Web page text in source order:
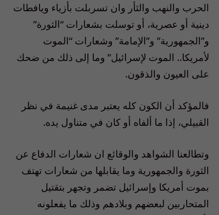
الحرب والنهب والثأر وان تسربلت بأزياء ويافطات
دينية أو عصرية، أو توسلت بشعارات “الثورة”
و”الجمهورية” و”الإمامة” وشعارات “الموت
لأمريكا.. الموت لإسرائيل” وما إلى ذلك من ضحك
على العيون والذقون.
فالمؤكد أن الكون كله يعتبر مدى غنيمة في نظر
القبيلي، إذا ما ألفاه أو كان في متناول يده.
وتطالعنا الشواهد والوقائع ان شعارات الدفاع عن
الثورة والجمهورية وما يقابلها من شعارات تهتف
بموت أمريكا وإسرائيل تضمر وتجهر بتقتيل
المتحاربين لبعضهم وبلادهم وذلك ما يفعلونه